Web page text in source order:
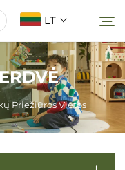
LT
Priežiūros Vietos